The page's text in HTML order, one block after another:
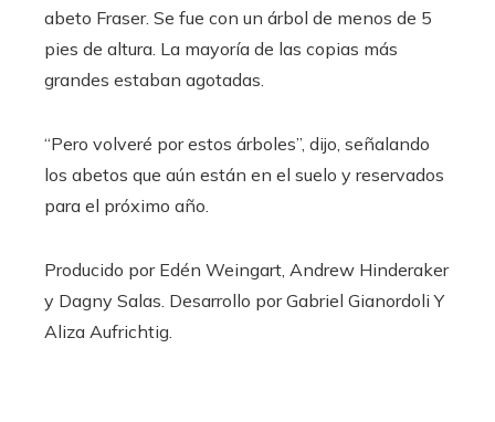
abeto Fraser. Se fue con un árbol de menos de 5
pies de altura. La mayoría de las copias más
grandes estaban agotadas.
“Pero volveré por estos árboles”, dijo, señalando
los abetos que aún están en el suelo y reservados
para el próximo año.
Producido por Edén Weingart, Andrew Hinderaker
y Dagny Salas. Desarrollo porGabriel Gianordoli Y
Aliza Aufrichtig.